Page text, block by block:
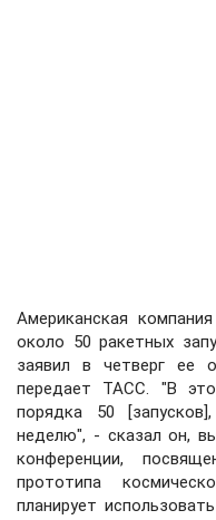
Американская
около 50 ракетных
заявил в четверг ее
передает ТАСС. "В
порядка 50
неделю", - сказал он,
конференции,
прототипа
планирует